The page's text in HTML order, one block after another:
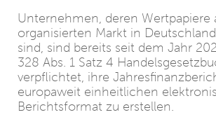
Unternehmen, deren Wertpapiere
organisierten Markt in
sind, sind bereits seit dem Jahr
328 Abs. 1 Satz 4
verpflichtet, ihre
europaweit einheitlichen
Berichtsformat zu erstellen.